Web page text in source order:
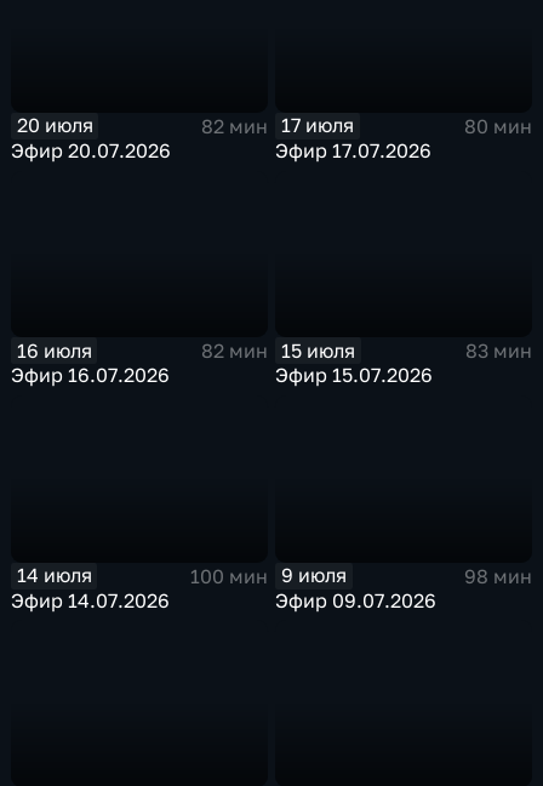
20 июля
82 мин
Эфир 20.07.2026
17 июля
80 мин
Эфир 17.07.2026
16 июля
82 мин
Эфир 16.07.2026
15 июля
83 мин
Эфир 15.07.2026
14 июля
100 мин
Эфир 14.07.2026
9 июля
98 мин
Эфир 09.07.2026